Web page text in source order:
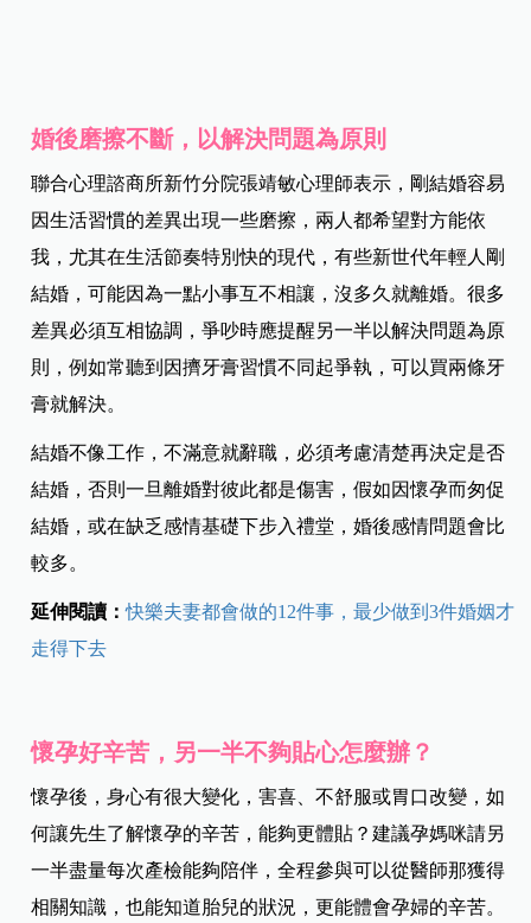
婚後磨擦不斷，以解決問題為原則
聯合心理諮商所新竹分院張靖敏心理師表示，剛結婚容易
因生活習慣的差異出現一些磨擦，兩人都希望對方能依
我，尤其在生活節奏特別快的現代，有些新世代年輕人剛
結婚，可能因為一點小事互不相讓，沒多久就離婚。很多
差異必須互相協調，爭吵時應提醒另一半以解決問題為原
則，例如常聽到因擠牙膏習慣不同起爭執，可以買兩條牙
膏就解決。
結婚不像工作，不滿意就辭職，必須考慮清楚再決定是否
結婚，否則一旦離婚對彼此都是傷害，假如因懷孕而匆促
結婚，或在缺乏感情基礎下步入禮堂，婚後感情問題會比
較多。
延伸閱讀：快樂夫妻都會做的12件事，最少做到3件婚姻才
走得下去
懷孕好辛苦，另一半不夠貼心怎麼辦？
懷孕後，身心有很大變化，害喜、不舒服或胃口改變，如
何讓先生了解懷孕的辛苦，能夠更體貼？建議孕媽咪請另
一半盡量每次產檢能夠陪伴，全程參與可以從醫師那獲得
相關知識，也能知道胎兒的狀況，更能體會孕婦的辛苦。